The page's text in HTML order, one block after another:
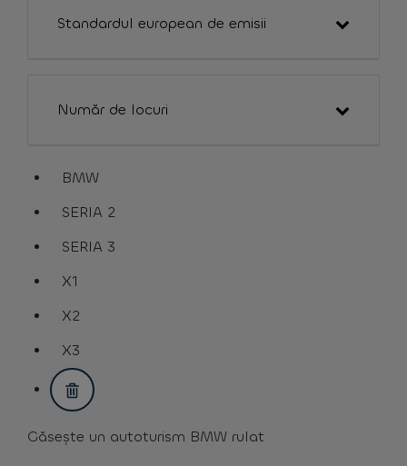
Standardul european de emisii
Număr de locuri
BMW
SERIA 2
SERIA 3
X1
X2
X3
assistive.text.remove.filter.button
Găsește un autoturism BMW rulat